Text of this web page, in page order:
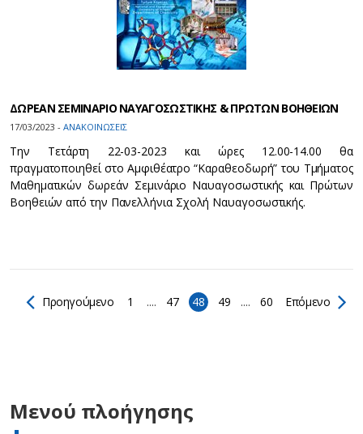
ΔΩΡΕΑΝ ΣΕΜΙΝΑΡΙΟ ΝΑΥΑΓΟΣΩΣΤΙΚΗΣ & ΠΡΩΤΩΝ ΒΟΗΘΕΙΩΝ
17/03/2023 - ΑΝΑΚΟΙΝΩΣΕΙΣ
Tην Τετάρτη 22-03-2023 και ώρες 12.00-14.00 θα
πραγματοποιηθεί στο Αμφιθέατρο “Καραθεοδωρή” του Τμήματος
Μαθηματικών δωρεάν Σεμινάριο Ναυαγοσωστικής και Πρώτων
Βοηθειών από την Πανελλήνια Σχολή Ναυαγοσωστικής.
Προηγούμενο 1 .... 47 48 49 .... 60 Επόμενο
Μενού πλοήγησης